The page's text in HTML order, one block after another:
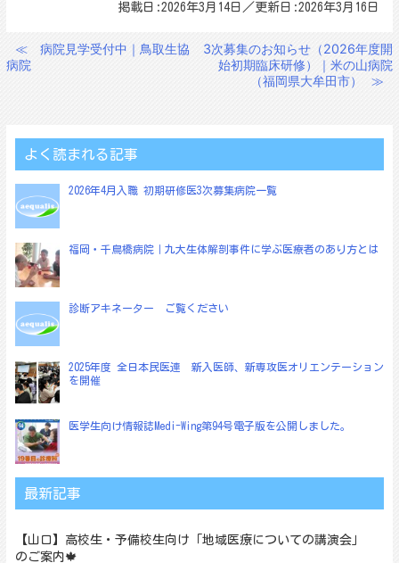
掲載日:2026年3月14日／更新日:2026年3月16日
投
シ
ョ
ン
≪
病院見学受付中｜鳥取生協
病院
3次募集のお知らせ（2026年度開
始初期臨床研修）｜米の山病院
（福岡県大牟田市）
≫
よく読まれる記事
2026年4月入職 初期研修医3次募集病院一覧
福岡・千鳥橋病院｜九大生体解剖事件に学ぶ医療者のあり方とは
診断アキネーター ご覧ください
2025年度 全日本民医連 新入医師、新専攻医オリエンテーション
を開催
医学生向け情報誌Medi-Wing第94号電子版を公開しました。
最新記事
【山口】高校生・予備校生向け「地域医療についての講演会」
のご案内🍁